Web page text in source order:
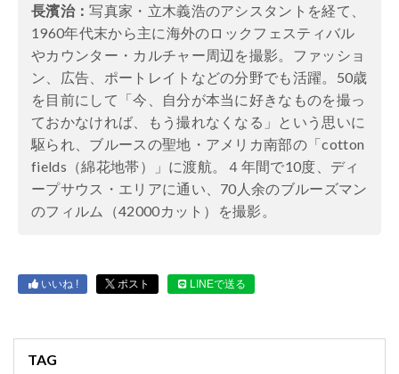
長濱治：写真家・立木義浩のアシスタントを経て、
1960年代末から主に海外のロックフェスティバル
やカウンター・カルチャー周辺を撮影。ファッショ
ン、広告、ポートレイトなどの分野でも活躍。50歳
を目前にして「今、自分が本当に好きなものを撮っ
ておかなければ、もう撮れなくなる」という思いに
駆られ、ブルースの聖地・アメリカ南部の「cotton
fields（綿花地帯）」に渡航。４年間で10度、ディ
ープサウス・エリアに通い、70人余のブルーズマン
のフィルム（42000カット）を撮影。
いいね ! ポスト LINEで送る
TAG